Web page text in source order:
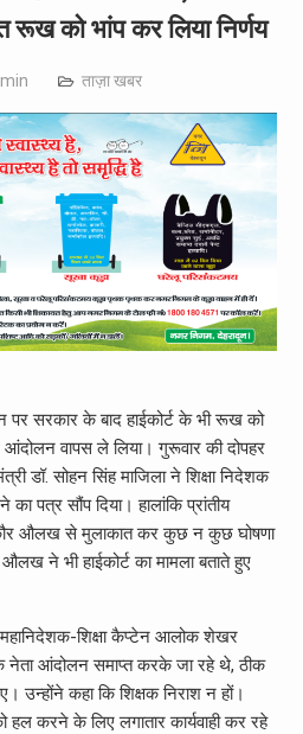
रूख को भांप कर लिया निर्णय
ताज़ा खबर
पर सरकार के बाद हाईकोर्ट के भी रूख को
वापस ले लिया। गुरूवार की दोपहर
डॉ. सोहन सिंह माजिला ने शिक्षा निदेशक
पत्र सौंप दिया। हालांकि प्रांतीय
कौर औलख से मुलाकात कर कुछ न कुछ घोषणा
ने भी हाईकोर्ट का मामला बताते हुए
शिक्षा कैप्टेन आलोक शेखर
नेता आंदोलन समाप्त करके जा रहे थे, ठीक
उन्होंने कहा कि शिक्षक निराश न हों।
हल करने के लिए लगातार कार्यवाही कर रहे